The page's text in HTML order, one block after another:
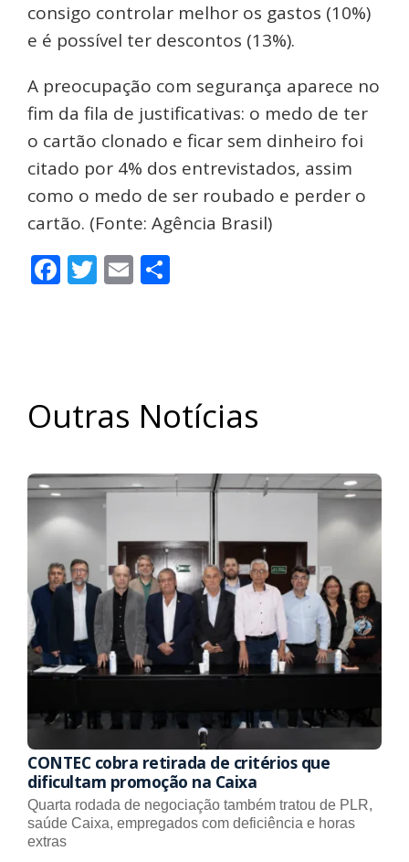
consigo controlar melhor os gastos (10%)
e é possível ter descontos (13%).
A preocupação com segurança aparece no
fim da fila de justificativas: o medo de ter
o cartão clonado e ficar sem dinheiro foi
citado por 4% dos entrevistados, assim
como o medo de ser roubado e perder o
cartão. (Fonte: Agência Brasil)
Facebook
Twitter
Email
Outras Notícias
CONTEC cobra retirada de critérios que
dificultam promoção na Caixa
Quarta rodada de negociação também tratou de PLR,
saúde Caixa, empregados com deficiência e horas
extras